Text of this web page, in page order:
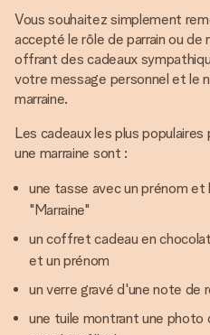
Vous souhaitez simplement
accepté le rôle de parrain ou de
offrant des cadeaux
votre message personnel et le
marraine.
Les cadeaux les plus populaires
une marraine sont :
une tasse avec un prénom et
"Marraine"
un coffret cadeau en
et un prénom
un verre gravé d'une note de
une tuile montrant une photo